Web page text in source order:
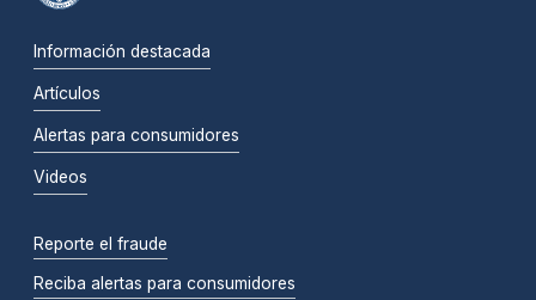
Información destacada
Artículos
Alertas para consumidores
Videos
Reporte el fraude
Reciba alertas para consumidores